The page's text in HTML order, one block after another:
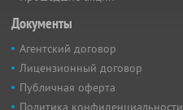
Документы
Агентский договор
Лицензионный договор
Публичная оферта
Политика конфиденциальности